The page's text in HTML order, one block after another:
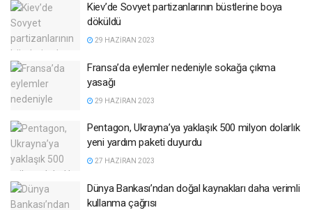
Kiev’de Sovyet partizanlarının büstlerine boya
döküldü
29 HAZIRAN 2023
Fransa’da eylemler nedeniyle sokağa çıkma
yasağı
29 HAZIRAN 2023
Pentagon, Ukrayna’ya yaklaşık 500 milyon dolarlık
yeni yardım paketi duyurdu
27 HAZIRAN 2023
Dünya Bankası’ndan doğal kaynakları daha verimli
kullanma çağrısı